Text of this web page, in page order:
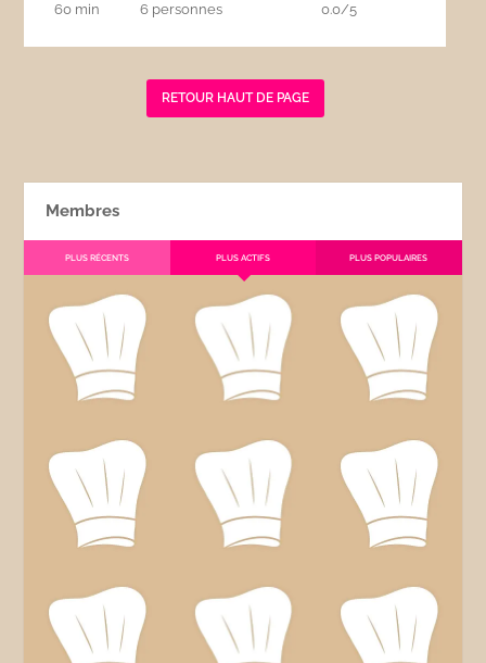
60 min 6 personnes 0.0/5
RETOUR HAUT DE PAGE
Membres
PLUS RÉCENTS PLUS ACTIFS PLUS POPULAIRES